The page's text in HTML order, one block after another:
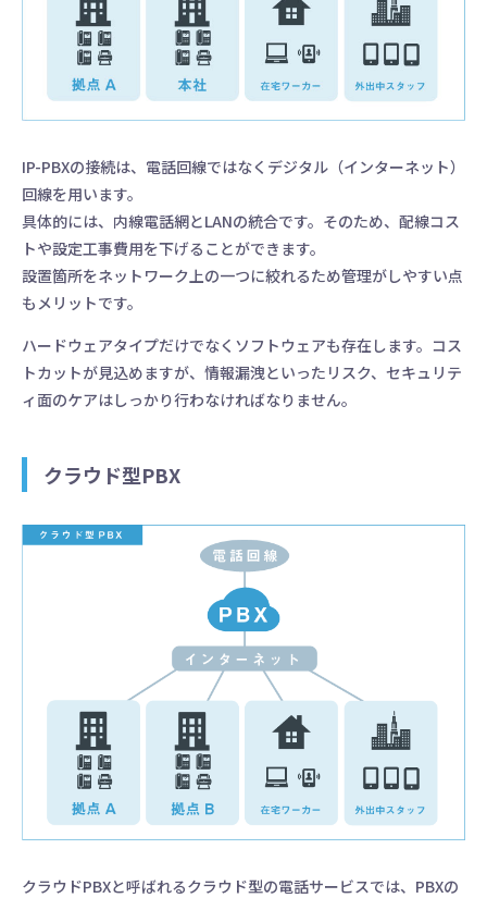
IP-PBXの接続は、電話回線ではなくデジタル（インターネット）
回線を用います。
具体的には、内線電話網とLANの統合です。そのため、配線コス
トや設定工事費用を下げることができます。
設置箇所をネットワーク上の一つに絞れるため管理がしやすい点
もメリットです。
ハードウェアタイプだけでなくソフトウェアも存在します。コス
トカットが見込めますが、情報漏洩といったリスク、セキュリテ
ィ面のケアはしっかり行わなければなりません。
クラウド型PBX
クラウドPBXと呼ばれるクラウド型の電話サービスでは、PBXの